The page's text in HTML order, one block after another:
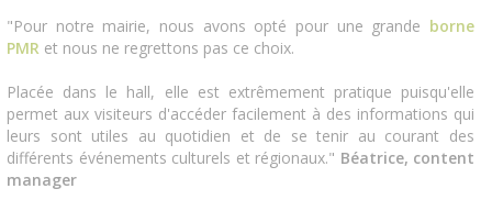
"Pour notre mairie, nous avons opté pour une grande borne
PMR et nous ne regrettons pas ce choix.
Placée dans le hall, elle est extrêmement pratique puisqu'elle
permet aux visiteurs d'accéder facilement à des informations qui
leurs sont utiles au quotidien et de se tenir au courant des
différents événements culturels et régionaux." Béatrice, content
manager